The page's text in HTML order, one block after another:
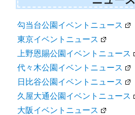
勾当台公園イベントニュース
東京イベントニュース
上野恩賜公園イベントニュース
代々木公園イベントニュース
日比谷公園イベントニュース
久屋大通公園イベントニュース
大阪イベントニュース